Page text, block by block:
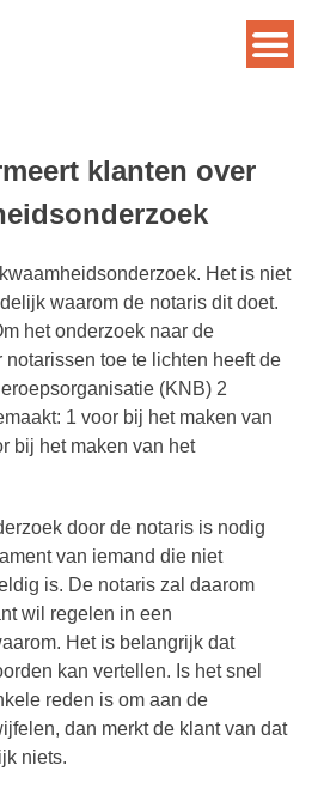
klanten over
Het is niet
waarom de notaris dit doet.
het onderzoek naar de
toe te lichten heeft de
(KNB) 2
1 voor bij het maken van
bij het maken van het
door de notaris is nodig
van iemand die niet
is. De notaris zal daarom
wil regelen in een
Het is belangrijk dat
kan vertellen. Is het snel
reden is om aan de
dan merkt de klant van dat
niets.